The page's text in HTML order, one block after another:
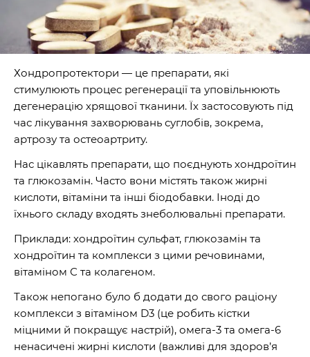
Хондропротектори — це препарати, які
стимулюють процес регенерації та уповільнюють
дегенерацію хрящової тканини. Їх застосовують під
час лікування захворювань суглобів, зокрема,
артрозу та остеоартриту.
Нас цікавлять препарати, що поєднують хондроїтин
та глюкозамін. Часто вони містять також жирні
кислоти, вітаміни та інші біодобавки. Іноді до
їхнього складу входять знеболювальні препарати.
Приклади: хондроїтин сульфат, глюкозамін та
хондроїтин та комплекси з цими речовинами,
вітаміном С та колагеном.
Також непогано було б додати до свого раціону
комплекси з вітаміном D3 (це робить кістки
міцними й покращує настрій), омега-3 та омега-6
ненасичені жирні кислоти (важливі для здоров’я